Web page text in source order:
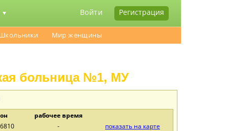
Войти Регистрация
Мир женщины
больница №1, МУ
рабочее время
- показать на карте